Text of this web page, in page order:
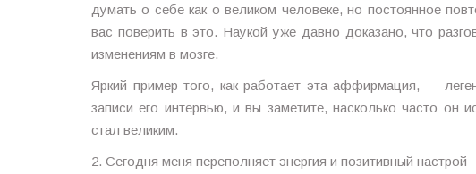
думать о себе как о великом человеке, но постоянное
вас поверить в это. Наукой уже давно доказано, что
изменениям в мозге.
Яркий пример того, как работает эта аффирмация, —
записи его интервью, и вы заметите, насколько часто он
стал великим.
2. Сегодня меня переполняет энергия и позитивный настрой